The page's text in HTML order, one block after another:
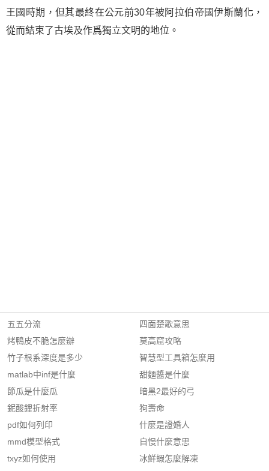
王國時期，但其最終在公元前30年被阿拉伯帝國伊斯蘭化，
從而結束了古埃及作爲獨立文明的地位。
五五分流
烤鴨皮不脆怎麼辦
竹子根系深度是多少
matlab中inf是什麼
節瓜是什麼瓜
鈮酸鋰折射率
pdf如何列印
mmd模型格式
txyz如何使用
四面楚歌意思
莫高窟攻略
智慧型工具箱怎麼用
甜麵醬是什麼
暗黑2最好的弓
狗壽命
什麼是證婚人
自慢什麼意思
冰鮮蝦怎麼解凍